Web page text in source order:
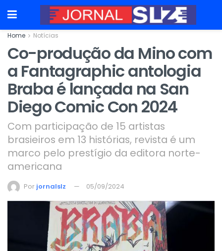
Home Notícias
Co-produção da Mino com
a Fantagraphic antologia
Braba é lançada na San
Diego Comic Con 2024
Com participação de 15 artistas
brasieiros em 13 histórias, revista é um
marco pelo prestígio da editora norte-
americana
Por jornalslz 05/09/2024